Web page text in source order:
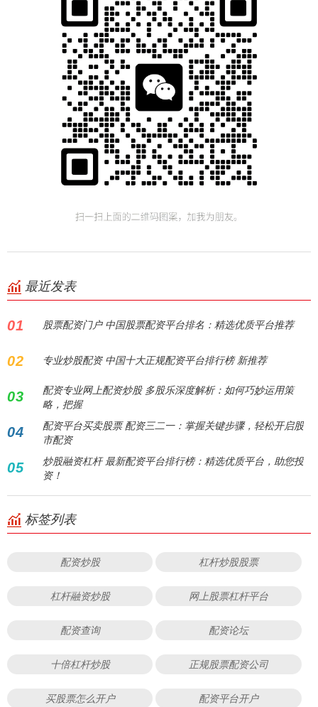
最近发表
01 股票配资门户 中国股票配资平台排名：精选优质平台推荐
02 专业炒股配资 中国十大正规配资平台排行榜 新推荐
03
配资专业网上配资炒股 多股乐深度解析：如何巧妙运用策
略，把握
04
配资平台买卖股票 配资三二一：掌握关键步骤，轻松开启股
市配资
05
炒股融资杠杆 最新配资平台排行榜：精选优质平台，助您投
资！
标签列表
配资炒股 杠杆炒股股票
杠杆融资炒股 网上股票杠杆平台
配资查询 配资论坛
十倍杠杆炒股 正规股票配资公司
买股票怎么开户 配资平台开户